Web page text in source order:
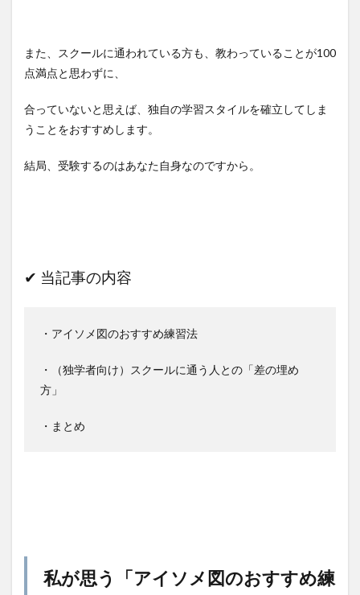
また、スクールに通われている方も、教わっていることが100
点満点と思わずに、
合っていないと思えば、独自の学習スタイルを確立してしま
うことをおすすめします。
結局、受験するのはあなた自身なのですから。
✔︎ 当記事の内容
・アイソメ図のおすすめ練習法
・（独学者向け）スクールに通う人との「差の埋め
方」
・まとめ
私が思う「アイソメ図のおすすめ練